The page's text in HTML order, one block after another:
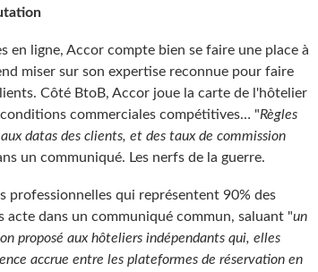
en ligne, Accor compte bien se faire une place à
miser sur son expertise reconnue pour faire
Côté BtoB, Accor joue la carte de l'hôtelier
commerciales compétitives… "Règles
datas des clients, et des taux de commission
un communiqué. Les nerfs de la guerre.
professionnelles qui représentent 90% des
dans un communiqué commun, saluant "un
proposé aux hôteliers indépendants qui, elles
accrue entre les plateformes de réservation en